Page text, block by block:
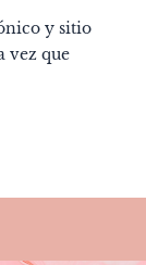
y sitio
vez que